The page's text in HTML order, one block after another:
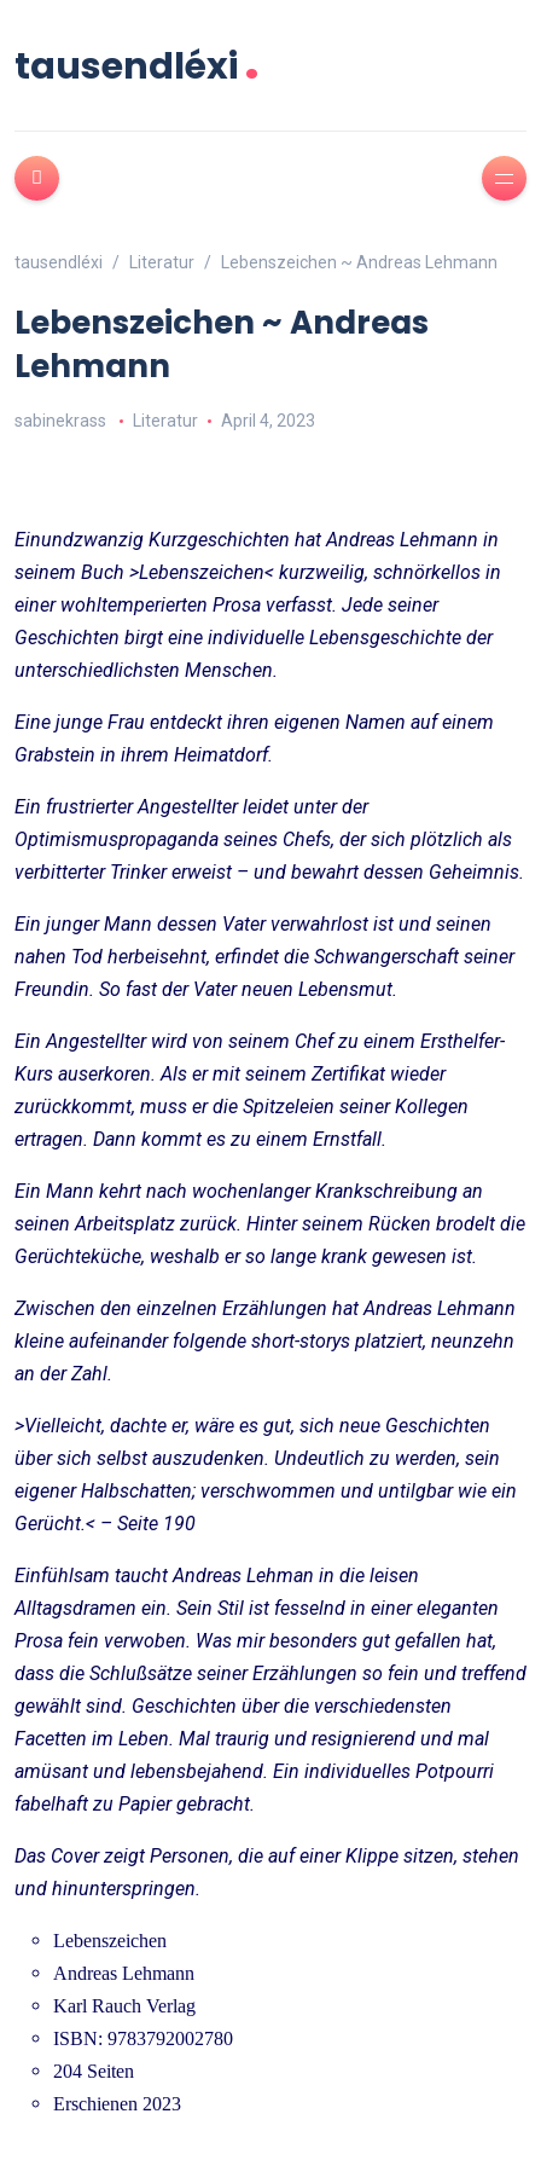
tausendléxi.
tausendléxi Literatur Lebenszeichen ~ Andreas Lehmann
Lebenszeichen ~ Andreas
Lehmann
sabinekrass Literatur April 4, 2023
Einundzwanzig Kurzgeschichten hat Andreas Lehmann in
seinem Buch >Lebenszeichen< kurzweilig, schnörkellos in
einer wohltemperierten Prosa verfasst. Jede seiner
Geschichten birgt eine individuelle Lebensgeschichte der
unterschiedlichsten Menschen.
Eine junge Frau entdeckt ihren eigenen Namen auf einem
Grabstein in ihrem Heimatdorf.
Ein frustrierter Angestellter leidet unter der
Optimismuspropaganda seines Chefs, der sich plötzlich als
verbitterter Trinker erweist – und bewahrt dessen Geheimnis.
Ein junger Mann dessen Vater verwahrlost ist und seinen
nahen Tod herbeisehnt, erfindet die Schwangerschaft seiner
Freundin. So fast der Vater neuen Lebensmut.
Ein Angestellter wird von seinem Chef zu einem Ersthelfer-
Kurs auserkoren. Als er mit seinem Zertifikat wieder
zurückkommt, muss er die Spitzeleien seiner Kollegen
ertragen. Dann kommt es zu einem Ernstfall.
Ein Mann kehrt nach wochenlanger Krankschreibung an
seinen Arbeitsplatz zurück. Hinter seinem Rücken brodelt die
Gerüchteküche, weshalb er so lange krank gewesen ist.
Zwischen den einzelnen Erzählungen hat Andreas Lehmann
kleine aufeinander folgende short-storys platziert, neunzehn
an der Zahl.
>Vielleicht, dachte er, wäre es gut, sich neue Geschichten
über sich selbst auszudenken. Undeutlich zu werden, sein
eigener Halbschatten; verschwommen und untilgbar wie ein
Gerücht.< – Seite 190
Einfühlsam taucht Andreas Lehman in die leisen
Alltagsdramen ein. Sein Stil ist fesselnd in einer eleganten
Prosa fein verwoben. Was mir besonders gut gefallen hat,
dass die Schlußsätze seiner Erzählungen so fein und treffend
gewählt sind. Geschichten über die verschiedensten
Facetten im Leben. Mal traurig und resignierend und mal
amüsant und lebensbejahend. Ein individuelles Potpourri
fabelhaft zu Papier gebracht.
Das Cover zeigt Personen, die auf einer Klippe sitzen, stehen
und hinunterspringen.
Lebenszeichen
Andreas Lehmann
Karl Rauch Verlag
ISBN: 9783792002780
204 Seiten
Erschienen 2023